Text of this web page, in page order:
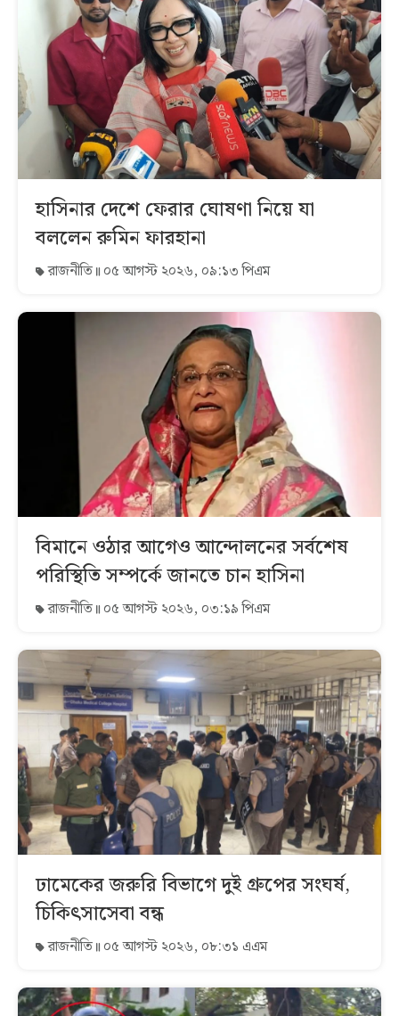
হাসিনার দেশে ফেরার ঘোষণা নিয়ে যা
বললেন রুমিন ফারহানা
রাজনীতি ০৫ আগস্ট ২০২৬, ০৯:১৩ পিএম
বিমানে ওঠার আগেও আন্দোলনের সর্বশেষ
পরিস্থিতি সম্পর্কে জানতে চান হাসিনা
রাজনীতি ০৫ আগস্ট ২০২৬, ০৩:১৯ পিএম
ঢামেকের জরুরি বিভাগে দুই গ্রুপের সংঘর্ষ,
চিকিৎসাসেবা বন্ধ
রাজনীতি ০৫ আগস্ট ২০২৬, ০৮:৩১ এএম